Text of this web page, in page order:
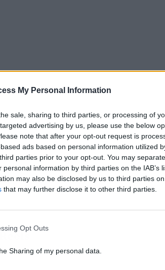
My Personal Information
sale, sharing to third parties, or processing of
advertising by us, please use the below
note that after your opt-out request is
ads based on personal information utilized
parties prior to your opt-out. You may
information by third parties on the IAB’s
may also be disclosed by us to third parties
that may further disclose it to other third parties.
Opt Outs
Sharing of my personal data.